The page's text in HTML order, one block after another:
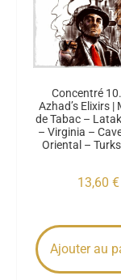
Concentré
Azhad’s Elixirs |
de Tabac –
– Virginia –
Oriental – Turks
13,60 €
Ajouter au